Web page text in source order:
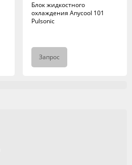
Блок жидкостного
охлаждения Anycool 101
Pulsonic
Запрос